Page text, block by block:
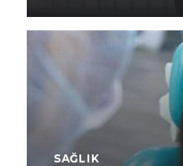
SAĞLIK